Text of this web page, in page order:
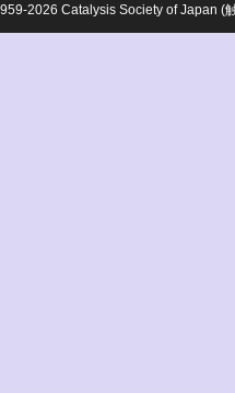
2026 Catalysis Society of Japan (